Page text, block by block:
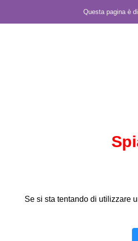
Questa pagina è
Se si sta tentando di utilizzare